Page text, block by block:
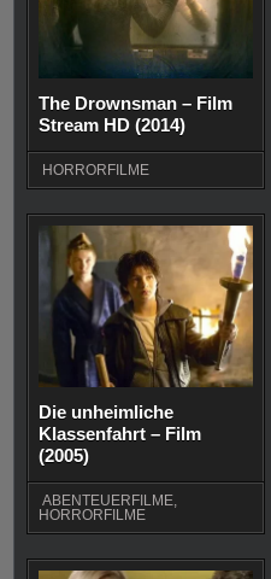
The Drownsman – Film
Stream HD (2014)
HORRORFILME
Die unheimliche
Klassenfahrt – Film
(2005)
ABENTEUERFILME
HORRORFILME